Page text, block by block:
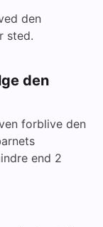
den
sted.
den
forblive den
end 2